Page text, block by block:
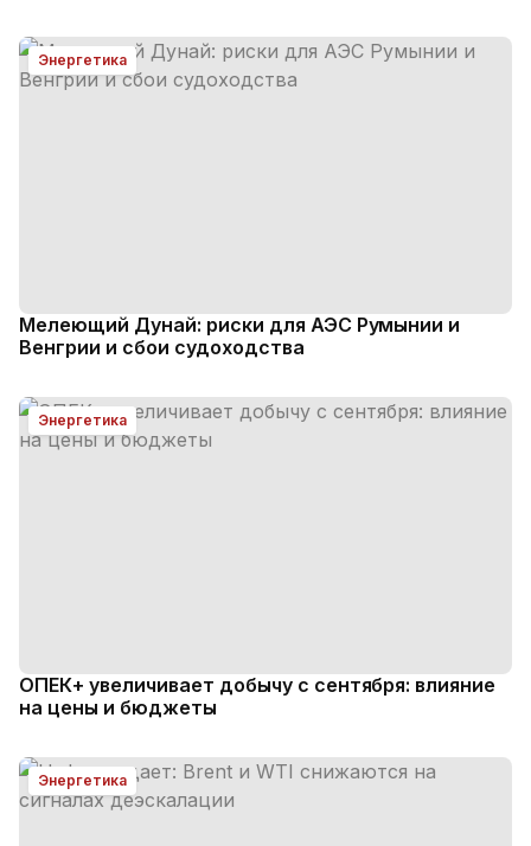
Энергетика
Мелеющий Дунай: риски для АЭС Румынии и
Венгрии и сбои судоходства
Энергетика
ОПЕК+ увеличивает добычу с сентября: влияние
на цены и бюджеты
Энергетика